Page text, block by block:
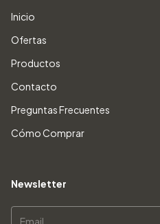
Inicio
Ofertas
Productos
Contacto
Preguntas Frecuentes
Cómo Comprar
Newsletter